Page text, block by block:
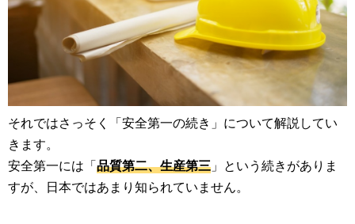
それではさっそく「安全第一の続き」について解説してい
きます。
安全第一には「品質第二、生産第三 」という続きがありま
すが、日本ではあまり知られていません。